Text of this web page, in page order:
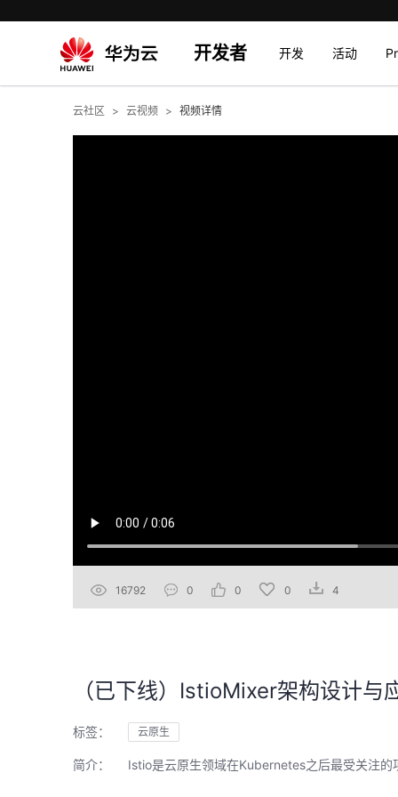
开发者 开发 活动
云社区 云视频 视频详情
16792 0 0 0 4
（已下线）IstioMixer架构设计与
标签： 云原生
简介： Istio是云原生领域在Kubernetes之后最受关注的